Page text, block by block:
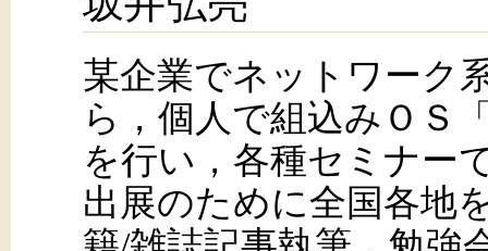
某企業でネットワーク
ら，個人で組込みＯＳ
を行い，各種セミナー
出展のために全国各地